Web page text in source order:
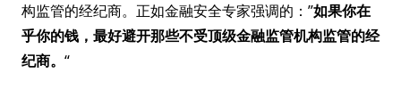
构监管的经纪商。正如金融安全专家强调的：”如果你在
乎你的钱，最好避开那些不受顶级金融监管机构监管的经
纪商。 “